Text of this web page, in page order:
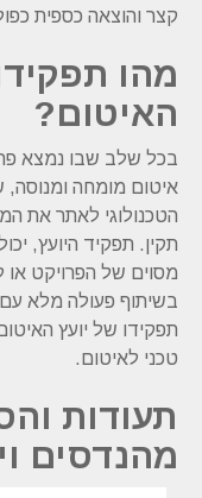
קצר והוצאה כספית
מהו
האיטום?
בכל שלב שבו נמצא
איטום מומחה ומנוסה,
הטכנולוגי לאתר את
תקין. תפקיד היועץ,
מסוים של הפרויקט או
בשיתוף פעולה מלא
תפקידו של יועץ
טכני לאיטום.
תעודות
מהנדסים